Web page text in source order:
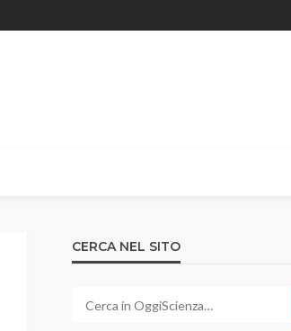
CERCA NEL SITO